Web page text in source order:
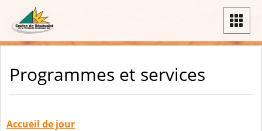
Programmes et services
Accueil de jour